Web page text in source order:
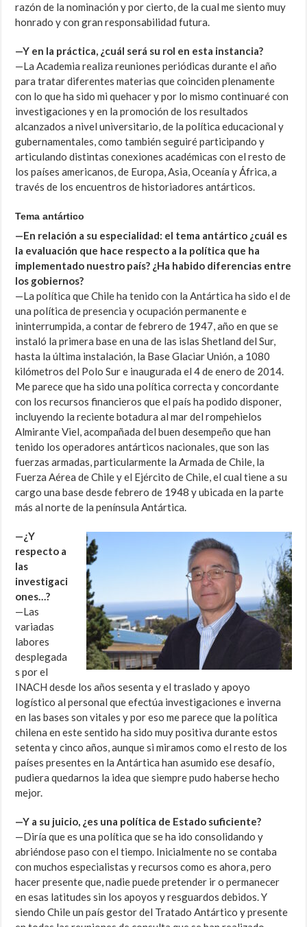
razón de la nominación y por cierto, de la cual me siento muy
honrado y con gran responsabilidad futura.
—Y en la práctica, ¿cuál será su rol en esta instancia?
—La Academia realiza reuniones periódicas durante el año
para tratar diferentes materias que coinciden plenamente
con lo que ha sido mi quehacer y por lo mismo continuaré con
investigaciones y en la promoción de los resultados
alcanzados a nivel universitario, de la política educacional y
gubernamentales, como también seguiré participando y
articulando distintas conexiones académicas con el resto de
los países americanos, de Europa, Asia, Oceanía y África, a
través de los encuentros de historiadores antárticos.
Tema antártico
—En relación a su especialidad: el tema antártico ¿cuál es
la evaluación que hace respecto a la política que ha
implementado nuestro país? ¿Ha habido diferencias entre
los gobiernos?
—La política que Chile ha tenido con la Antártica ha sido el de
una política de presencia y ocupación permanente e
ininterrumpida, a contar de febrero de 1947, año en que se
instaló la primera base en una de las islas Shetland del Sur,
hasta la última instalación, la Base Glaciar Unión, a 1080
kilómetros del Polo Sur e inaugurada el 4 de enero de 2014.
Me parece que ha sido una política correcta y concordante
con los recursos financieros que el país ha podido disponer,
incluyendo la reciente botadura al mar del rompehielos
Almirante Viel, acompañada del buen desempeño que han
tenido los operadores antárticos nacionales, que son las
fuerzas armadas, particularmente la Armada de Chile, la
Fuerza Aérea de Chile y el Ejército de Chile, el cual tiene a su
cargo una base desde febrero de 1948 y ubicada en la parte
más al norte de la península Antártica.
—¿Y
respecto a
las
investigaci
ones…?
—Las
variadas
labores
desplegada
s por el
INACH desde los años sesenta y el traslado y apoyo
logístico al personal que efectúa investigaciones e inverna
en las bases son vitales y por eso me parece que la política
chilena en este sentido ha sido muy positiva durante estos
setenta y cinco años, aunque si miramos como el resto de los
países presentes en la Antártica han asumido ese desafío,
pudiera quedarnos la idea que siempre pudo haberse hecho
mejor.
—Y a su juicio, ¿es una política de Estado suficiente?
—Diría que es una política que se ha ido consolidando y
abriéndose paso con el tiempo. Inicialmente no se contaba
con muchos especialistas y recursos como es ahora, pero
hacer presente que, nadie puede pretender ir o permanecer
en esas latitudes sin los apoyos y resguardos debidos. Y
siendo Chile un país gestor del Tratado Antártico y presente